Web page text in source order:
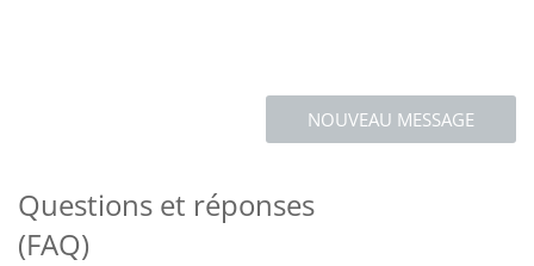
NOUVEAU MESSAGE
Questions et réponses
(FAQ)